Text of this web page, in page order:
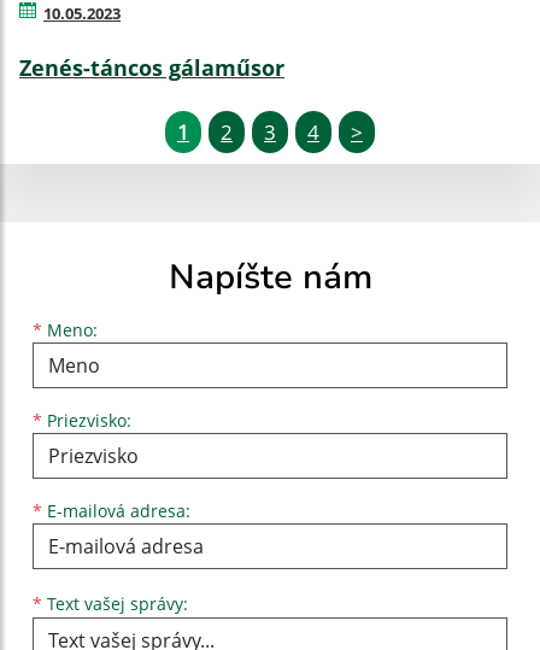
10.05.2023
Zenés-táncos gálaműsor
1 2 3 4 >
Napíšte nám
* Meno:
Meno
* Priezvisko:
Priezvisko
* E-mailová adresa:
E-mailová adresa
* Text vašej správy: